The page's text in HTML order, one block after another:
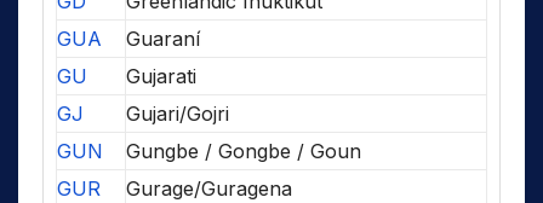
GUA
Guaraní
GU
Gujarati
GJ
Gujari/Gojri
GUN
Gungbe / Gongbe / Goun
GUR
Gurage/Guragena